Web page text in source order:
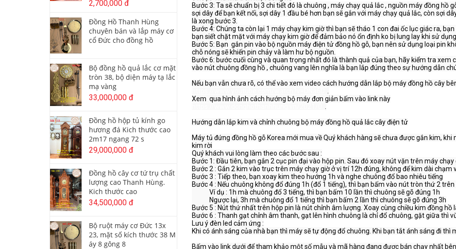
Bước 3: Ta sẽ chuẩn bị 3 chi tiết đó là chuông , máy chạy quả lắc , nguồn máy đồng hồ
sợi dây để bạn kết nối, sợi dây 1 đầu bé hơn bạn sẽ gắn với máy chạy quả lắc, còn sợi
là xong bước 3.
Bước 4: Chúng ta còn lại 1 máy chạy kim giờ thì bạn sẽ tháo 1 con đai ốc lục giác ra,
bạn siết chặt mặt với máy chạy kim giờ để đảm bảo nó ổn định ko bị lung lay khi sử
Bước 5: Bạn  gắn pin vào bộ nguồn máy điện tử đồng hồ gỗ, bạn nên sử dụng loại pin
chỗ nóng sẽ khiến pin chảy và làm hư bộ nguồn.
Bước 6: bước cuối cùng và quan trọng nhất đó là thành quả của bạn, hãy kiểm tra xem
vào nút chuông đồng hồ , chuông vang lên nghĩa là bạn lắp đúng theo sự hướng dẫn
Xem  qua hình ảnh cách hướng bộ máy đơn giản bấm vào link này
Hướng dẫn lắp kim và chỉnh chuông bộ máy đồng hồ quả lắc cây điện tử
Máy tủ đứng đồng hồ gỗ Korea mới mua về Quý khách hàng sẽ chưa được gắn kim,
kim rời
Quý khách vui lòng làm theo các bước sau :
Bước 1: Đầu tiên, bạn gắn 2 cục pin đại vào hộp pin. Sau đó xoay nút vặn trên máy
Bước 2 : Gắn 2 kim vào trục trên máy chạy giờ ở vị trí 12h đúng, không để kim dài chạm
Bước 3 : Tiếp theo, bạn xoay kim theo hướng 1h và nghe chuông đổ bao nhiêu tiếng
Bước 4 : Nếu chuông không đổ đúng 1h (đổ 1 tiếng), thì bạn bấm vào nút tròn thứ 2
Bước 5 : Nút thứ nhất trên hộp pin là nút chỉnh âm lượng. Xoay cùng chiều kim đồng hồ
Bước 6 : Thanh gạt chỉnh âm thanh, gạt lên hình chuông là chỉ đổ chuông, gặt giữa thì
Lưu ý đèn led cảm ứng :
Khi có ánh sáng của nhà bạn thì máy sẽ tự động đổ chuông. Khi bạn tắt ánh sáng đi thì
2,700,000 đ
Đồng Hồ Thanh Hùng
chuyên bán và lắp máy cơ
cổ Đức cho đồng hồ
Bộ đồng hồ quả lắc cơ mặt
tròn 38, bộ diện máy tạ lắc
mạ vàng
33,000,000 đ
Đồng hồ hộp tủ kính go
hương đá Kich thước cao
2m17 ngang 72 s
29,000,000 đ
Đồng hồ cây cơ tứ trụ chất
lượng cao Thanh Hùng.
Kich thước cao
34,500,000 đ
Bộ ruột máy cơ Đức 13x
23, mặt số kích thước 38 M
áy 8 gông 8